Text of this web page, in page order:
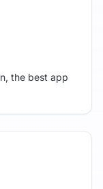
the best app